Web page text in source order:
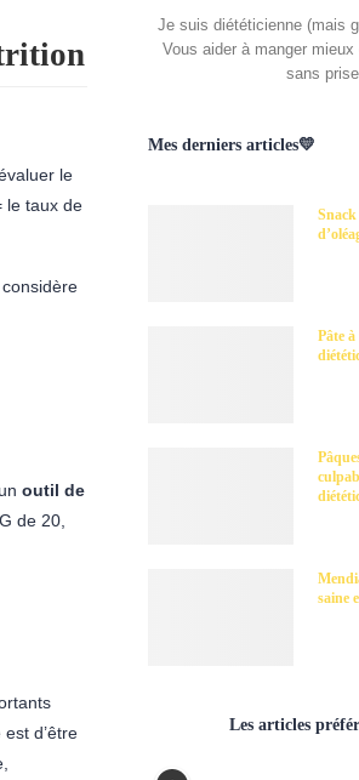
le
le taux de
outil de
de 20,
d’être
Je suis diététicienne (mais
Vous aider à manger
sans
Mes derniers articles💛
Pâte
saine
Les articles